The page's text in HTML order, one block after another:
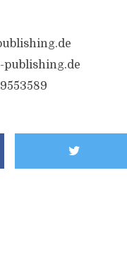
publishing.de